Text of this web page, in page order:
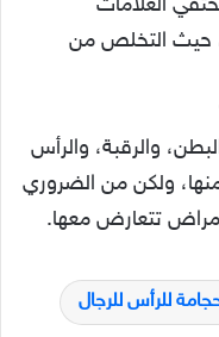
العلامات
حيث التخلص من
والرقبة، والرأس
ولكن من الضروري
تتعارض معها.
للرأس للرجال